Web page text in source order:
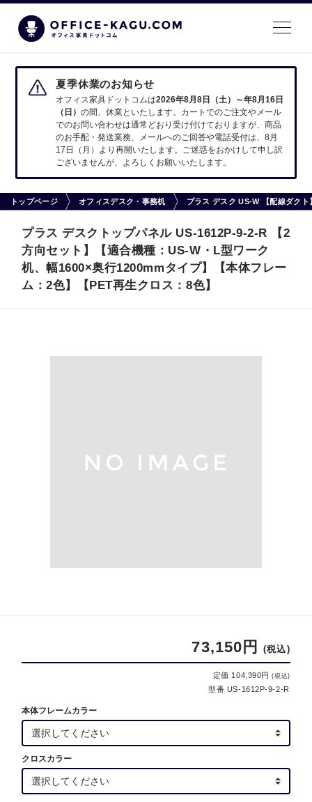
夏季休業のお知らせ
オフィス家具ドットコムは2026年8月8日（土）～年8月16日
（日）の間、休業といたします。カートでのご注文やメール
でのお問い合わせは通常どおり受け付けておりますが、商品
のお手配・発送業務、メールへのご回答や電話受付は、8月
17日（月）より再開いたします。ご迷惑をおかけして申し訳
ございませんが、よろしくお願いいたします。
トップページ オフィスデスク・事務机 プラス デスク US-W 【配線ダク
プラス デスクトップパネル US-1612P-9-2-R 【2
方向セット】【適合機種：US-W・L型ワーク
机、幅1600×奥行1200mmタイプ】【本体フレー
ム：2色】【PET再生クロス：8色】
73,150円 (税込)
定価 104,390円(税込)
型番 US-1612P-9-2-R
本体フレームカラー
クロスカラー